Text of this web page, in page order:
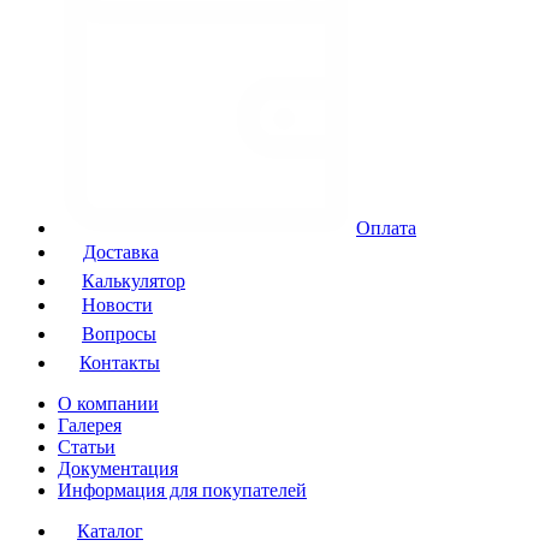
Оплата
Доставка
Калькулятор
Новости
Вопросы
Контакты
О компании
Галерея
Статьи
Документация
Информация для покупателей
Каталог